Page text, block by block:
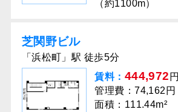
（約1100m）
芝関野ビル
「浜松町」駅 徒歩5分
賃料： 444,972 円
管理費：74,162円
面積：111.44m²